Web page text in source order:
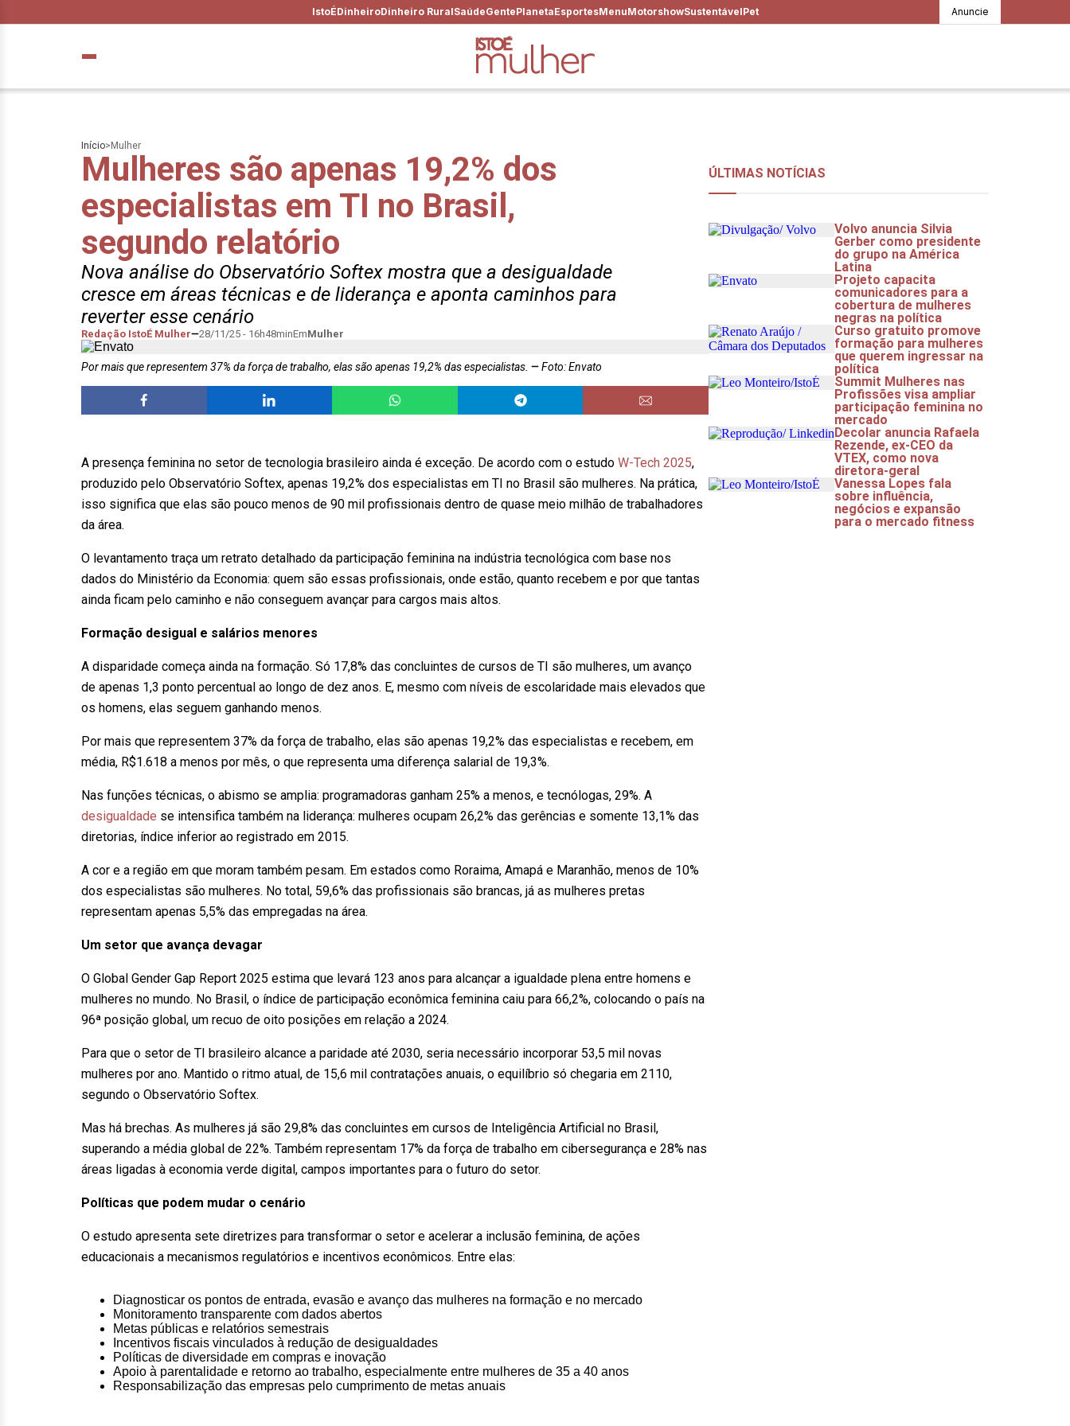
IstoÉDinheiroDinheiro RuralSaúdeGentePlanetaEsportesMenuMotorshowSustentávelPet Anuncie
Início> Mulher
Mulheres são apenas 19,2% dos
especialistas em TI no Brasil,
segundo relatório
Nova análise do Observatório Softex mostra que a desigualdade
cresce em áreas técnicas e de liderança e aponta caminhos para
reverter esse cenário
Redação IstoÉ Mulher 28/11/25 - 16h48minEmMulher
Por mais que representem 37% da força de trabalho, elas são apenas 19,2% das especialistas. Foto: Envato
A presença feminina no setor de tecnologia brasileiro ainda é exceção. De acordo com o estudo W-Tech 2025,
produzido pelo Observatório Softex, apenas 19,2% dos especialistas em TI no Brasil são mulheres. Na prática,
isso significa que elas são pouco menos de 90 mil profissionais dentro de quase meio milhão de trabalhadores
da área.
O levantamento traça um retrato detalhado da participação feminina na indústria tecnológica com base nos
dados do Ministério da Economia: quem são essas profissionais, onde estão, quanto recebem e por que tantas
ainda ficam pelo caminho e não conseguem avançar para cargos mais altos.
Formação desigual e salários menores
A disparidade começa ainda na formação. Só 17,8% das concluintes de cursos de TI são mulheres, um avanço
de apenas 1,3 ponto percentual ao longo de dez anos. E, mesmo com níveis de escolaridade mais elevados que
os homens, elas seguem ganhando menos.
Por mais que representem 37% da força de trabalho, elas são apenas 19,2% das especialistas e recebem, em
média, R$1.618 a menos por mês, o que representa uma diferença salarial de 19,3%.
Nas funções técnicas, o abismo se amplia: programadoras ganham 25% a menos, e tecnólogas, 29%. A
desigualdade se intensifica também na liderança: mulheres ocupam 26,2% das gerências e somente 13,1% das
diretorias, índice inferior ao registrado em 2015.
A cor e a região em que moram também pesam. Em estados como Roraima, Amapá e Maranhão, menos de 10%
dos especialistas são mulheres. No total, 59,6% das profissionais são brancas, já as mulheres pretas
representam apenas 5,5% das empregadas na área.
Um setor que avança devagar
O Global Gender Gap Report 2025 estima que levará 123 anos para alcançar a igualdade plena entre homens e
mulheres no mundo. No Brasil, o índice de participação econômica feminina caiu para 66,2%, colocando o país na
96ª posição global, um recuo de oito posições em relação a 2024.
Para que o setor de TI brasileiro alcance a paridade até 2030, seria necessário incorporar 53,5 mil novas
mulheres por ano. Mantido o ritmo atual, de 15,6 mil contratações anuais, o equilíbrio só chegaria em 2110,
segundo o Observatório Softex.
Mas há brechas. As mulheres já são 29,8% das concluintes em cursos de Inteligência Artificial no Brasil,
superando a média global de 22%. Também representam 17% da força de trabalho em cibersegurança e 28% nas
áreas ligadas à economia verde digital, campos importantes para o futuro do setor.
Políticas que podem mudar o cenário
O estudo apresenta sete diretrizes para transformar o setor e acelerar a inclusão feminina, de ações
educacionais a mecanismos regulatórios e incentivos econômicos. Entre elas:
Diagnosticar os pontos de entrada, evasão e avanço das mulheres na formação e no mercado
Monitoramento transparente com dados abertos
Metas públicas e relatórios semestrais
Incentivos fiscais vinculados à redução de desigualdades
Políticas de diversidade em compras e inovação
Apoio à parentalidade e retorno ao trabalho, especialmente entre mulheres de 35 a 40 anos
Responsabilização das empresas pelo cumprimento de metas anuais